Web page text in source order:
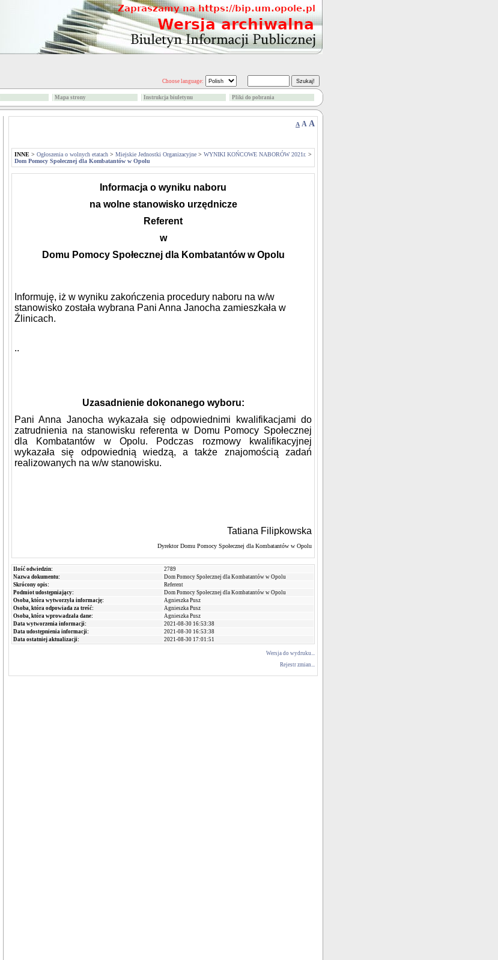
Choose language:
Mapa strony Instrukcja biuletynu Pliki do pobrania
A A A
INNE > Ogłoszenia o wolnych etatach > Miejskie Jednostki Organizacyjne > WYNIKI KOŃCOWE NABORÓW 2021r. >
Dom Pomocy Społecznej dla Kombatantów w Opolu
Informacja o wyniku naboru
na wolne stanowisko urzędnicze
Referent
w
Domu Pomocy Społecznej dla Kombatantów w Opolu
Informuję, iż w wyniku zakończenia procedury naboru na w/w
stanowisko została wybrana Pani Anna Janocha zamieszkała w
Źlinicach.
..
Uzasadnienie dokonanego wyboru:
PaniAnna Janocha wykazała się odpowiednimi kwalifikacjami do
zatrudnienia na stanowisku referenta w Domu Pomocy Społecznej
dla Kombatantów w Opolu. Podczas rozmowy kwalifikacyjnej
wykazała się odpowiednią wiedzą, a także znajomością zadań
realizowanych na w/w stanowisku.
Tatiana Filipkowska
Dyrektor Domu Pomocy Społecznej dla Kombatantów w Opolu
Ilość odwiedzin:
2789
Nazwa dokumentu:
Dom Pomocy Społecznej dla Kombatantów w Opolu
Skrócony opis:
Referent
Podmiot udostępniający:
Dom Pomocy Społecznej dla Kombatantów w Opolu
Osoba, która wytworzyła informację:
Agnieszka Pusz
Osoba, która odpowiada za treść:
Agnieszka Pusz
Osoba, która wprowadzała dane:
Agnieszka Pusz
Data wytworzenia informacji:
2021-08-30 16:53:38
Data udostępnienia informacji:
2021-08-30 16:53:38
Data ostatniej aktualizacji:
2021-08-30 17:01:51
Wersja do wydruku...
Rejestr zmian...